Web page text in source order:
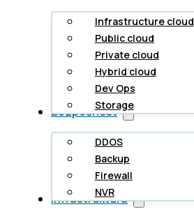
Infrastructure cloud
Public cloud
Private cloud
Hybrid cloud
Dev Ops
Storage
Bezpečnost
DDOS
Backup
Firewall
NVR
Infrastruktura